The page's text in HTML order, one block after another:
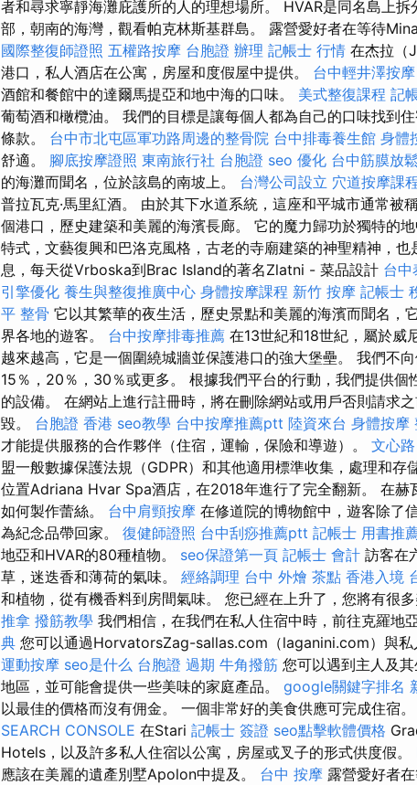
者和尋求寧靜海灘庇護所的人的理想場所。 HVAR是同名島上
部，朝南的海灣，觀看帕克林斯基群島。 露營愛好者在等待
國際整復師證照 五權路按摩 台胞證 辦理 記帳士 行情 在杰拉（
港口，私人酒店在公寓，房屋和度假屋中提供。 台中輕井澤按摩
酒館和餐館中的達爾馬提亞和地中海的口味。 美式整復課程 記
葡萄酒和橄欖油。 我們的目標是讓每個人都為自己的口味找到
條款。 台中市北屯區軍功路周邊的整骨院 台中排毒養生館 身體
舒適。 腳底按摩證照 東南旅行社 台胞證 seo 優化 台中筋膜放
的海灘而聞名，位於該島的南坡上。 台灣公司設立 穴道按摩課
普拉瓦克·馬里紅酒。 由於其下水道系統，這座和平城市通常被
個港口，歷史建築和美麗的海濱長廊。 它的魔力歸功於獨特的
特式，文藝復興和巴洛克風格，古老的寺廟建築的神聖精神，
息，每天從Vrboska到Brac Island的著名Zlatni - 菜品設計 台中
引擎優化 養生與整復推廣中心 身體按摩課程 新竹 按摩 記帳士
平 整骨 它以其繁華的夜生活，歷史景點和美麗的海濱而聞名，
界各地的遊客。 台中按摩排毒推薦 在13世紀和18世紀，屬於威
越來越高，它是一個圍繞城牆並保護港口的強大堡壘。 我們不
15％，20％，30％或更多。 根據我們平台的行動，我們提供
的設備。 在網站上進行註冊時，將在刪除網站或用戶否則請求
毀。 台胞證 香港 seo教學 台中按摩推薦ptt 陸資來台 身體按摩
才能提供服務的合作夥伴（住宿，運輸，保險和導遊）。 文心
盟一般數據保護法規（GDPR）和其他適用標準收集，處理和存
位置Adriana Hvar Spa酒店，在2018年進行了完全翻新。 在赫
如何製作蕾絲。 台中肩頸按摩 在修道院的博物館中，遊客除了
為紀念品帶回家。 復健師證照 台中刮痧推薦ptt 記帳士 用書推
地亞和HVAR的80種植物。 seo保證第一頁 記帳士 會計 訪客在
草，迷迭香和薄荷的氣味。 經絡調理 台中 外燴 茶點 香港入境
和植物，從有機香料到房間氣味。 您已經在上升了，您將有很
推拿 撥筋教學 我們相信，在我們在私人住宿中時，前往克羅地
典 您可以通過HorvatorsZag-sallas.com（laganini.com）與私
運動按摩 seo是什么 台胞證 過期 牛角撥筋 您可以遇到主人及
地區，並可能會提供一些美味的家庭產品。 google關鍵字排名
以最佳的價格而沒有佣金。 一個非常好的美食供應可完成住宿。
SEARCH CONSOLE 在Stari 記帳士 簽證 seo點擊軟體價格
Hotels，以及許多私人住宿以公寓，房屋或叉子的形式供度假。
應該在美麗的遺產別墅Apolon中提及。 台中 按摩 露營愛好者